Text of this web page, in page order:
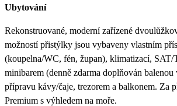
Ubytování
Rekonstruované, moderní zařízené
možností přistýlky jsou vybaveny vlastním
(koupelna/WC, fén, župan), klimatizací, SAT/
minibarem (denně zdarma doplňován balenou
přípravu kávy/čaje, trezorem a balkonem. Za
Premium s výhledem na moře.